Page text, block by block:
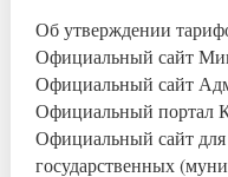
Об утверждении
Официальный сайт
Официальный сайт
Официальный портал
Официальный сайт
государственных